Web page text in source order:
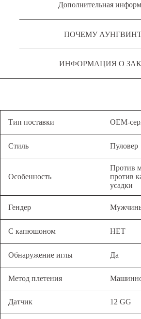
Дополнительная
ПОЧЕМУ
ИНФОРМАЦИЯ О
Тип поставки OEM-
Стиль Пуловер
Особенность
Против
против
усадки
Гендер
С капюшоном НЕТ
Обнаружение иглы Да
Метод плетения
Датчик 12 GG